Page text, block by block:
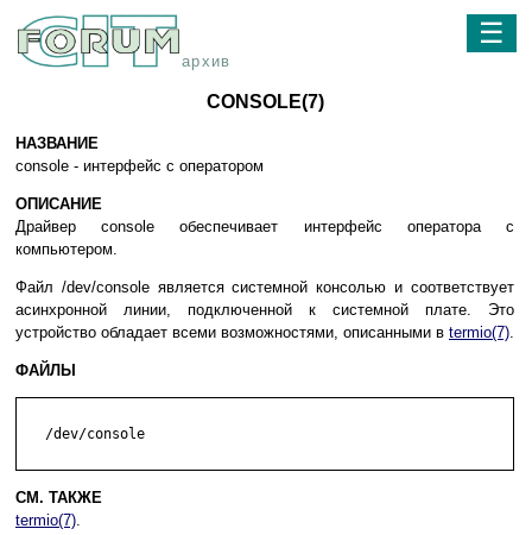
архив
☰
CONSOLE(7)
НАЗВАНИЕ
console - интерфейс с оператором
ОПИСАНИЕ
Драйвер console обеспечивает интерфейс оператора с
компьютером.
Файл /dev/console является системной консолью и соответствует
асинхронной линии, подключенной к системной плате. Это
устройство обладает всеми возможностями, описанными в termio(7).
ФАЙЛЫ
   /dev/console
СМ. ТАКЖЕ
termio(7).